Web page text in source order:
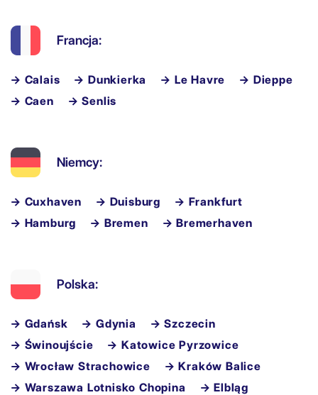
Francja:
→ Calais → Dunkierka → Le Havre
→ Dieppe
→ Caen
→ Senlis
Niemcy:
→ Cuxhaven → Duisburg
→ Frankfurt
→ Hamburg
→ Bremen → Bremerhaven
Polska:
→ Gdańsk → Gdynia
→ Szczecin
→ Świnoujście
→ Katowice Pyrzowice
→ Wrocław Strachowice
→ Kraków Balice
→ Warszawa Lotnisko Chopina
→ Elbląg